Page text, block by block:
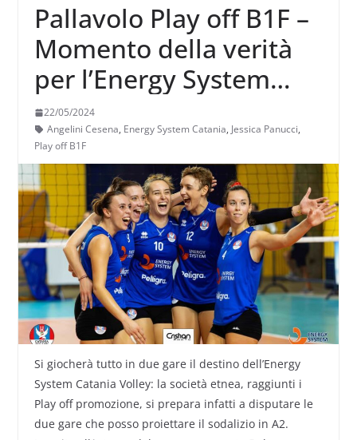
Pallavolo Play off B1F –
Momento della verità
per l’Energy System
Catania: sabato la
prima sfida contro
l’Angelini Cesena
22/05/2024
Angelini Cesena, Energy System Catania, Jessica Panucci,
Play off B1F
Si giocherà tutto in due gare il destino dell’Energy
System Catania Volley: la società etnea, raggiunti i
Play off promozione, si prepara infatti a disputare le
due gare che posso proiettare il sodalizio in A2.